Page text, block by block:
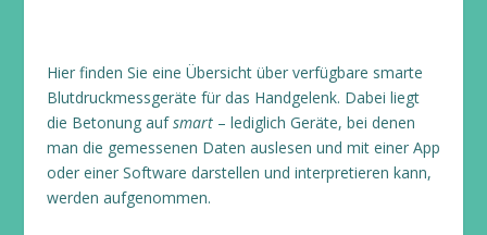
Hier finden Sie eine Übersicht über verfügbare smarte
Blutdruckmessgeräte für das Handgelenk. Dabei liegt
die Betonung aufsmart– lediglich Geräte, bei denen
man die gemessenen Daten auslesen und mit einer App
oder einer Software darstellen und interpretieren kann,
werden aufgenommen.